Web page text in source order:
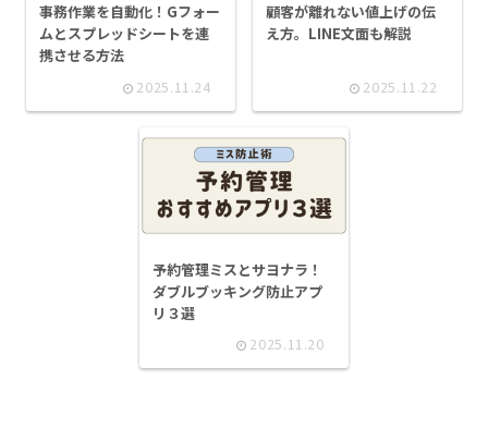
事務作業を自動化！Gフォー
ムとスプレッドシートを連
携させる方法
2025.11.24
顧客が離れない値上げの伝
え方。LINE文面も解説
2025.11.22
予約管理ミスとサヨナラ！
ダブルブッキング防止アプ
リ３選
2025.11.20